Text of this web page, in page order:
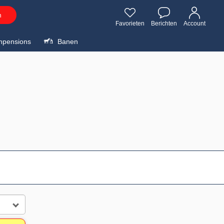
Favorieten Berichten Account
Banen